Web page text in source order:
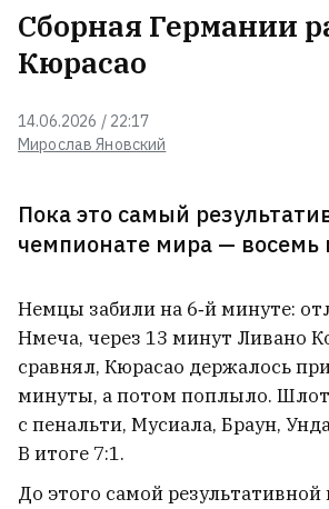
Мирослав Яновский
14.06.2026 / 22:17
Сборная Германии
Кюрасао
Пока это самый
чемпионате мира — восемь
Немцы забили на 6‑й минуте:
Нмеча, через 13 минут Ливано
сравнял, Кюрасао держалось
минуты, а потом поплыло.
с пенальти, Мусиала, Браун,
В итоге 7:1.
До этого самой
Гомельчанин получил ножевое
ранение в живот, но еще сутки
пил с обидчиком и только потом
На трассе Могилев — Бобруйск
14‑летний подросток
сумасшедшие». Дональд Трамп
поиздевался над владельцами
электромобилей
2
27‑летнего минчанина, которого
искали 10 дней, нашли